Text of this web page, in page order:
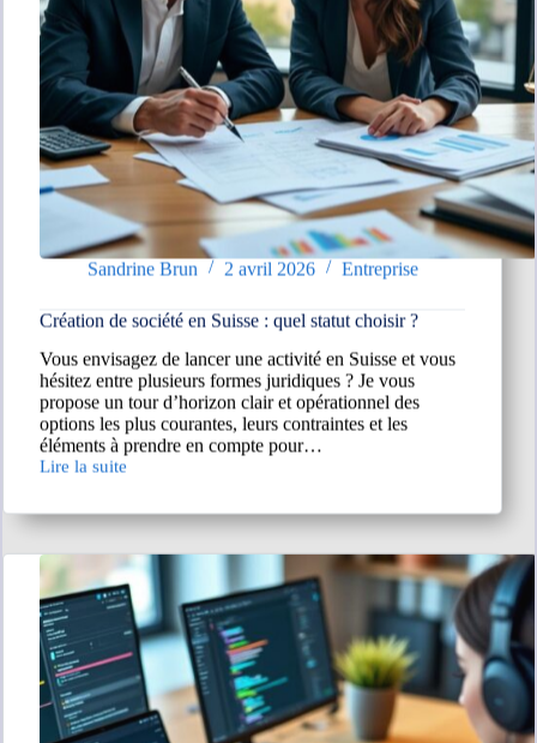
Sandrine Brun 2 avril 2026 Entreprise
Création de société en Suisse : quel statut choisir ?
Vous envisagez de lancer une activité en Suisse et vous
hésitez entre plusieurs formes juridiques ? Je vous
propose un tour d’horizon clair et opérationnel des
options les plus courantes, leurs contraintes et les
éléments à prendre en compte pour…
Lire la suite
Création
société
Suisse :
quel
statut
choisir ?